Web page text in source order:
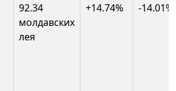
92.34
молдавских
лея
+14.74% -14.01%